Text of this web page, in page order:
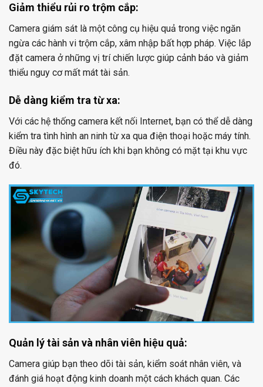
Giảm thiểu rủi ro trộm cắp:
Camera giám sát là một công cụ hiệu quả trong việc ngăn
ngừa các hành vi trộm cắp, xâm nhập bất hợp pháp. Việc lắp
đặt camera ở những vị trí chiến lược giúp cảnh báo và giảm
thiểu nguy cơ mất mát tài sản.
Dễ dàng kiểm tra từ xa:
Với các hệ thống camera kết nối Internet, bạn có thể dễ dàng
kiểm tra tình hình an ninh từ xa qua điện thoại hoặc máy tính.
Điều này đặc biệt hữu ích khi bạn không có mặt tại khu vực
đó.
Quản lý tài sản và nhân viên hiệu quả:
Camera giúp bạn theo dõi tài sản, kiểm soát nhân viên, và
đánh giá hoạt động kinh doanh một cách khách quan. Các